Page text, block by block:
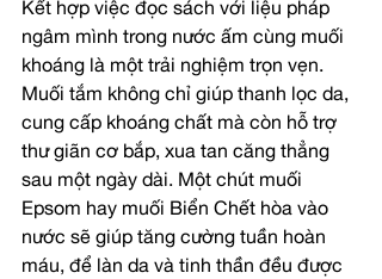
Kết hợp việc đọc sách với liệu pháp
ngâm mình trong nước ấm cùng muối
khoáng là một trải nghiệm trọn vẹn.
Muối tắm không chỉ giúp thanh lọc da,
cung cấp khoáng chất mà còn hỗ trợ
thư giãn cơ bắp, xua tan căng thẳng
sau một ngày dài. Một chút muối
Epsom hay muối Biển Chết hòa vào
nước sẽ giúp tăng cường tuần hoàn
máu, để làn da và tinh thần đều được